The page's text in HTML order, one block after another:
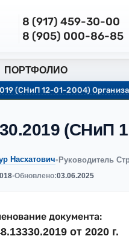
8 (917) 459-30-00
8 (905) 000-86-85
ПОРТФОЛИО
(СНиП 12-01-2004)
(СНиП
Насхатович•Руководитель
•Обновлено:03.06.2025
документа:
от 2020 г.